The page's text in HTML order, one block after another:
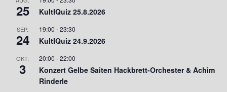
25 KultIQuiz 25.8.2026
SEP.
24
19:00 -23:30
KultIQuiz 24.9.2026
OKT.
3
20:00 -22:00
Konzert Gelbe Saiten Hackbrett-Orchester & Achim
Rinderle